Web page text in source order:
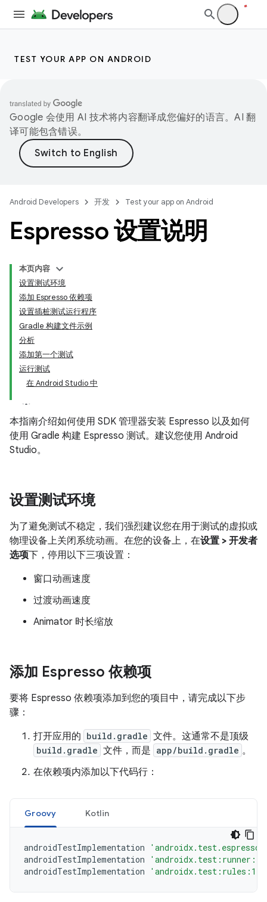
TEST YOUR APP ON ANDROID
Google 会使用 AI 技术将内容翻译成您偏好的语言。AI 翻
译可能包含错误。
Android Developers 开发 Test your app on Android
Espresso 设置说明
本页内容
设置测试环境
添加 Espresso 依赖项
设置插桩测试运行程序
Gradle 构建文件示例
分析
添加第一个测试
运行测试
在 Android Studio 中
本指南介绍如何使用 SDK 管理器安装 Espresso 以及如何
使用 Gradle 构建 Espresso 测试。建议您使用 Android
Studio。
设置测试环境
为了避免测试不稳定，我们强烈建议您在用于测试的虚拟或
物理设备上关闭系统动画。在您的设备上，在设置 > 开发者
选项下，停用以下三项设置：
窗口动画速度
过渡动画速度
Animator 时长缩放
添加 Espresso 依赖项
要将 Espresso 依赖项添加到您的项目中，请完成以下步
骤：
打开应用的 build.gradle 文件。这通常不是顶级
build.gradle 文件，而是 app/build.gradle 。
在依赖项内添加以下代码行：
Groovy Kotlin
androidTestImplementation
androidTestImplementation
androidTestImplementation